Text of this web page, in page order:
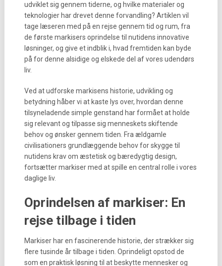
udviklet sig gennem tiderne, og hvilke materialer og
teknologier har drevet denne forvandling? Artiklen vil
tage læseren med på en rejse gennem tid og rum, fra
de første markisers oprindelse til nutidens innovative
løsninger, og give et indblik i, hvad fremtiden kan byde
på for denne alsidige og elskede del af vores udendørs
liv.
Ved at udforske markisens historie, udvikling og
betydning håber vi at kaste lys over, hvordan denne
tilsyneladende simple genstand har formået at holde
sig relevant og tilpasse sig menneskets skiftende
behov og ønsker gennem tiden. Fra ældgamle
civilisationers grundlæggende behov for skygge til
nutidens krav om æstetisk og bæredygtig design,
fortsætter markiser med at spille en central rolle i vores
daglige liv.
Oprindelsen af markiser: En
rejse tilbage i tiden
Markiser har en fascinerende historie, der strækker sig
flere tusinde år tilbage i tiden. Oprindeligt opstod de
som en praktisk løsning til at beskytte mennesker og